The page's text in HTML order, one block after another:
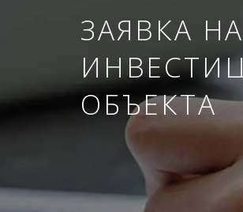
ЗАЯВКА
ОБЪЕКТА